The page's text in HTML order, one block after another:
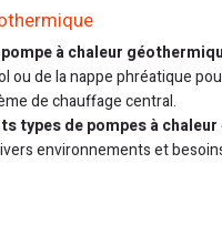
pompe à chaleur
ou de la nappe phréatique
de chauffage central.
types de pompes à chaleur
environnements et